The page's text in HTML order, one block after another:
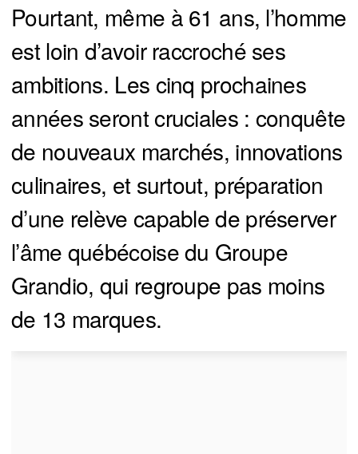
Pourtant, même à 61 ans, l’homme
est loin d’avoir raccroché ses
ambitions. Les cinq prochaines
années seront cruciales : conquête
de nouveaux marchés, innovations
culinaires, et surtout, préparation
d’une relève capable de préserver
l’âme québécoise du Groupe
Grandio, qui regroupe pas moins
de 13 marques.